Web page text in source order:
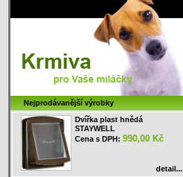
Nejprodávanější výrobky
Dvířka plast hnědá
STAYWELL
Cena s DPH: 990,00 Kč
detail...